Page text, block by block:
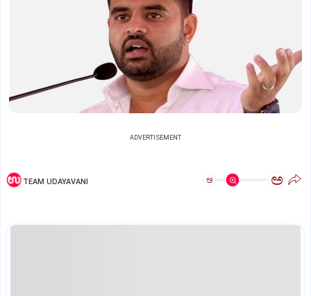
ADVERTISEMENT
TEAM UDAYAVANI ಅ ಅ